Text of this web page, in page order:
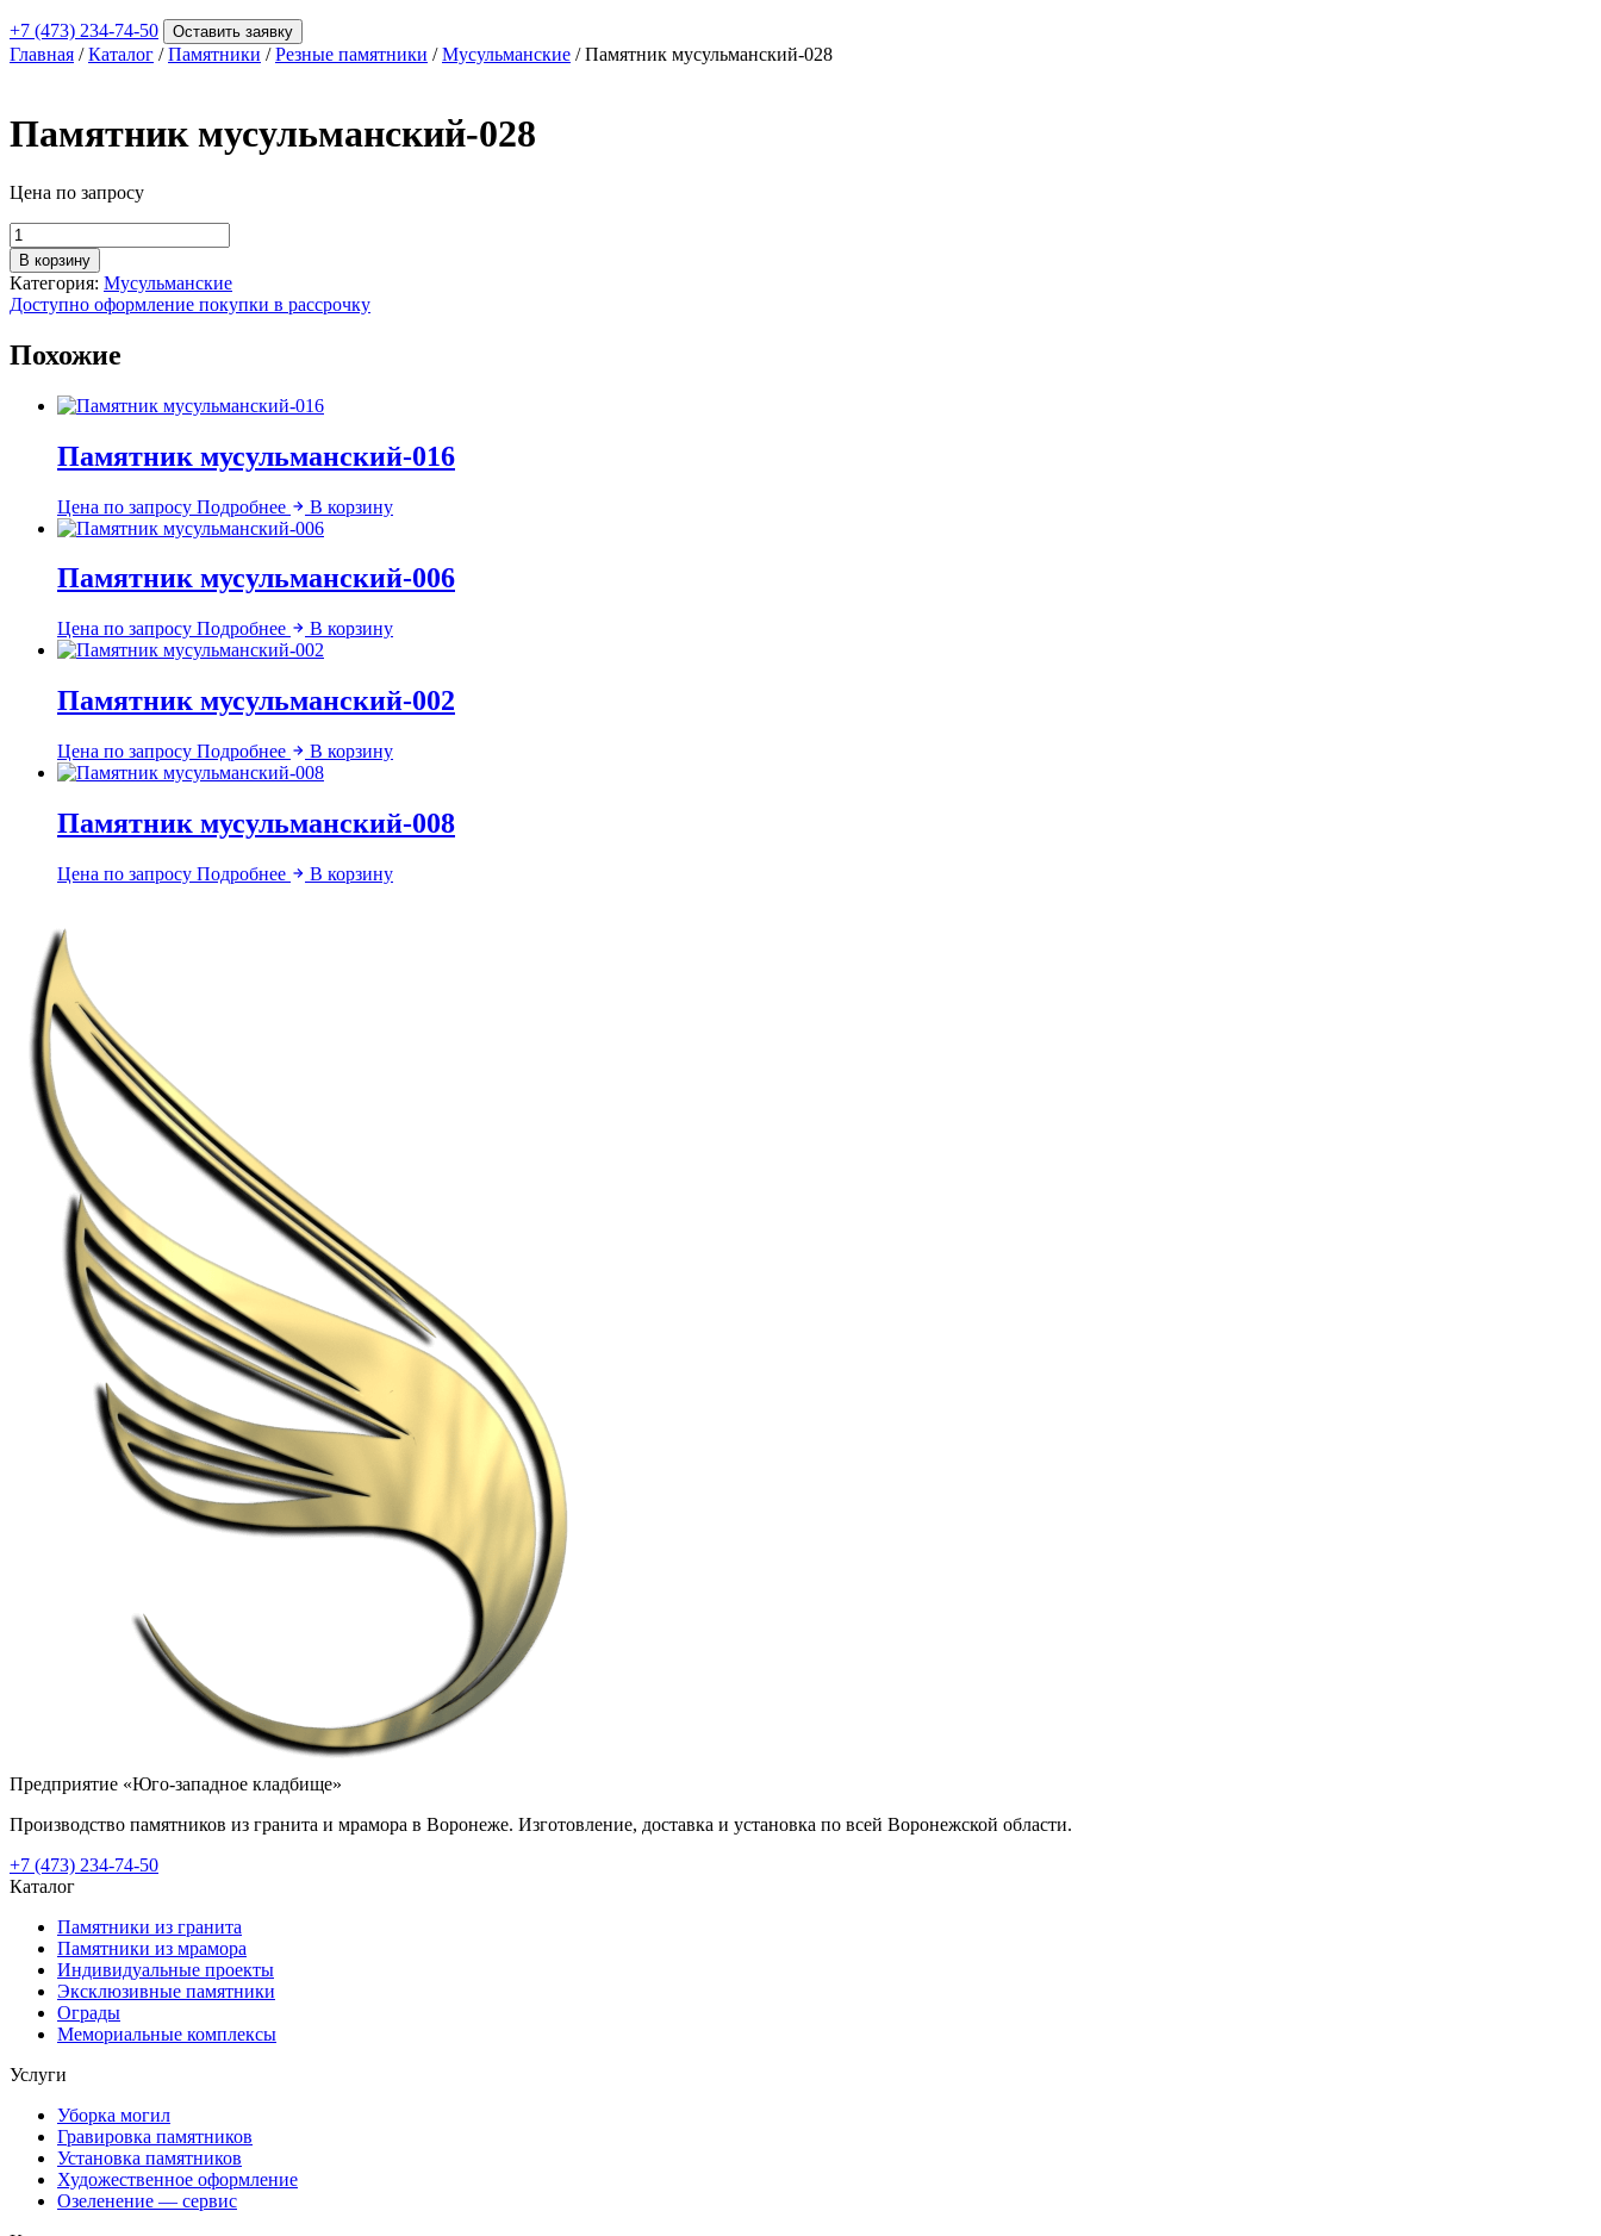
+7 (473) 234-74-50 Оставить заявку
Главная /Каталог /Памятники /Резные памятники /Мусульманские / Памятник мусульманский-028
Памятник мусульманский-028
Цена по запросу
Количество
товара
Памятник
мусульманский-028
В корзину
Категория: Мусульманские
Доступно оформление покупки в рассрочку
Похожие
Памятник мусульманский-016
Цена по запросу Подробнее В корзину
Памятник мусульманский-006
Цена по запросу Подробнее В корзину
Памятник мусульманский-002
Цена по запросу Подробнее В корзину
Памятник мусульманский-008
Цена по запросу Подробнее В корзину
Предприятие «Юго-западное кладбище»
Производство памятников из гранита и мрамора в Воронеже. Изготовление, доставка и установка по всей Воронежской области.
+7 (473) 234-74-50
Каталог
Памятники из гранита
Памятники из мрамора
Индивидуальные проекты
Эксклюзивные памятники
Ограды
Мемориальные комплексы
Услуги
Уборка могил
Гравировка памятников
Установка памятников
Художественное оформление
Озеленение — сервис